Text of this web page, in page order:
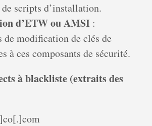
scripts d’installation.
d’ETW ou AMSI :
de modification de clés de
à ces composants de sécurité.
à blackliste (extraits des